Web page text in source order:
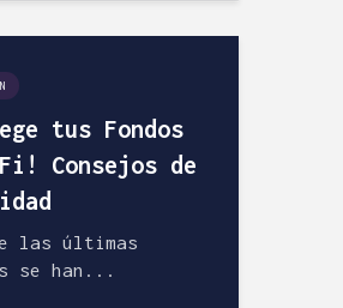
tus Fondos
Consejos de
las últimas
se han...